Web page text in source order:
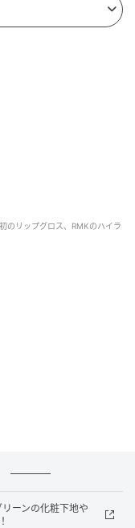
グロス
のリップグロス、RMKのハイラ
ーンの化粧下地や